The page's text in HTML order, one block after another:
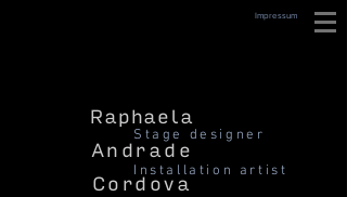
Impressum
Raphaela
Andrade
Cordova
Stage designer
Installation artist